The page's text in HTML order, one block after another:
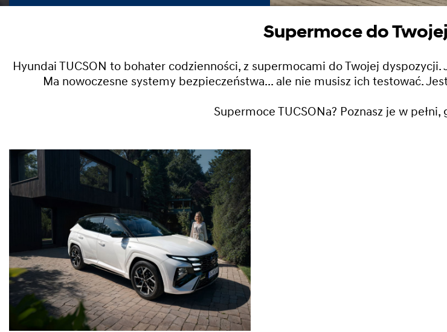
Supermoce do
Hyundai TUCSON to bohater codzienności, z supermocami do Twojej
Ma nowoczesne systemy bezpieczeństwa... ale nie musisz ich testować.​
Supermoce TUCSONa? Poznasz je w